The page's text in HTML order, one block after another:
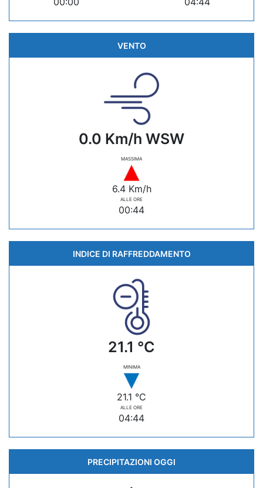
VENTO
0.0 Km/h WSW
MASSIMA
6.4 Km/h
ALLE ORE
00:44
INDICE DI RAFFREDDAMENTO
21.1 °C
MINIMA
21.1 °C
ALLE ORE
04:44
PRECIPITAZIONI OGGI